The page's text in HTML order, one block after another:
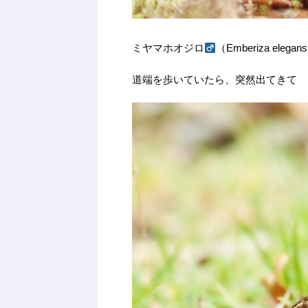
ミヤマホオジロ （Emberiza
道端を歩いていたら、突然出てきて